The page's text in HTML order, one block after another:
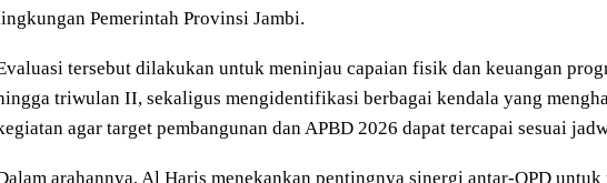
Pemerintah Provinsi Jambi.
tersebut dilakukan untuk meninjau capaian fisik dan keuangan
triwulan II, sekaligus mengidentifikasi berbagai kendala yang
agar target pembangunan dan APBD 2026 dapat tercapai sesuai
arahannya, Al Haris menekankan pentingnya sinergi antar-OPD untuk